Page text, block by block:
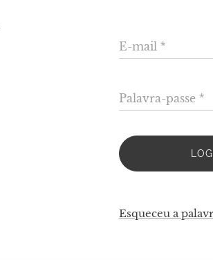
E-mail
Palavra-passe
Esqueceu a